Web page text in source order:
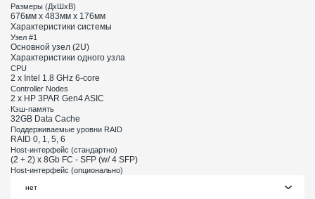
Размеры (ДхШхВ)
676мм х 483мм х 176мм
Характеристики системы
Узел #1
Основной узел (2U)
Характеристики одного узла
CPU
2 x Intel 1.8 GHz 6-core
Controller Nodes
2 x HP 3PAR Gen4 ASIC
Кэш-память
32GB Data Cache
Поддерживаемые уровни RAID
RAID 0, 1, 5, 6
Host-интерфейс (стандартно)
(2 + 2) x 8Gb FC - SFP (w/ 4 SFP)
Host-интерфейс (опционально)